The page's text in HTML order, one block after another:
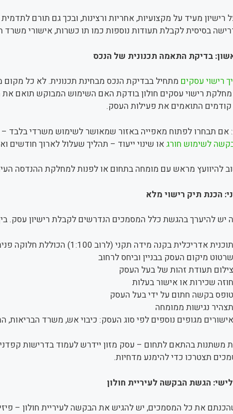
רישיון מעיד על מקצועיות, אחריות ורצינות, ובכך גם תורם
בסיסית לקבלת תעודות נוספות כמו תו כשרות, אישורי משרד
בדיקת התאמה תכנונית של הנכס
רישוי עסקיםמתחיל בבדיקת הנכס מבחינת תכנונית. לא כל
רישוי עסקים חולון בודקת האם השימוש המבוקש תואם את
קודמים התואמים את פעילות העסק.
אם תבחרו לפתוח מאפייה באזור שמאושר לשימוש משרדי בלבד
לשימוש חורגאו שינוי ייעוד – תהליך שעלול לארוך חודשים
להיוועץ מראש עם מומחה בתחום או לפנות למחלקת ההנדסה
הכנת תיק רישוי מלא
יש להיערך בהגשת כלל המסמכים הנדרשים לקבלת רישיון עסק.
תוכנית אדריכלית בקנה מידה תקני (לרוב 1:100) הכוללת חלוקה פנימית, עמדות שירות, יציאות חירום, אזורי אחסון וכו'
שרטוט מיקום העסק בבניין וביחס לרחוב
צילום תעודת זהות של בעל העסק
חוזה שכירות או אישור בעלות
טופס בקשה חתום על ידי בעל העסק
תצהיר נגישות ממומחה
אישורים מגופים נוספים לפי סוג העסק: כיבוי אש, משרד
משתנות בהתאם לתחום – עסק מזון יידרש לעמוד בדרישות
תצטרכו כדי להימנע מדחיות.
הגשת הבקשה לעיריית חולון
את כל המסמכים, יש להגיש את הבקשה לעיריית חולון –